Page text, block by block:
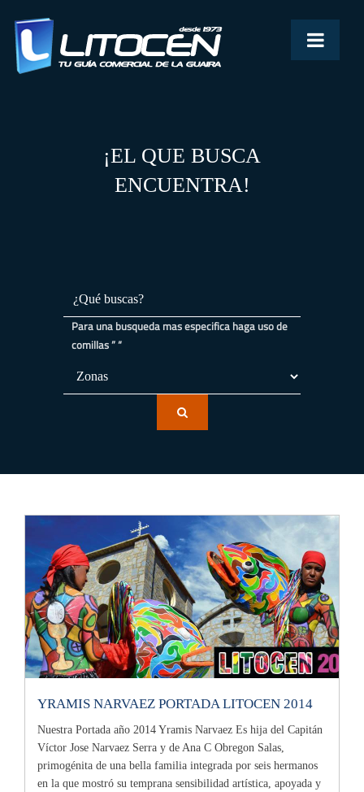
¡EL QUE BUSCA
ENCUENTRA!
Para una busqueda mas especifica haga uso de
comillas ” “
YRAMIS NARVAEZ PORTADA LITOCEN 2014
Nuestra Portada año 2014 Yramis Narvaez Es hija del Capitán
Víctor Jose Narvaez Serra y de Ana C Obregon Salas,
primogénita de una bella familia integrada por seis hermanos
en la que mostró su temprana sensibilidad artística, apoyada y